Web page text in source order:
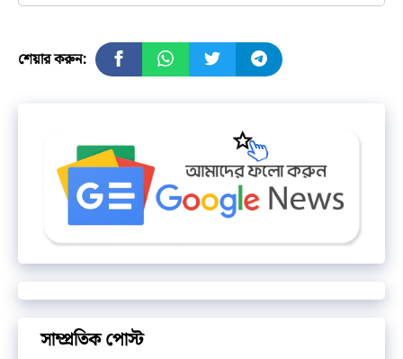
শেয়ার করুন:
সাম্প্রতিক পোস্ট